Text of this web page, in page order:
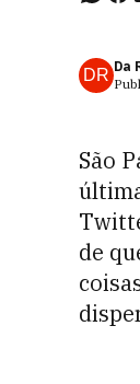
DR Da
São
de